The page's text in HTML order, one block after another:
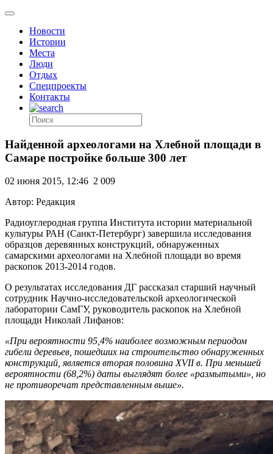
Новости
Истории
Места
Люди
Отдых
Спецпроекты
Контакты
Найденной археологами на Хлебной площади в
Самаре постройке больше 300 лет
02 июня 2015, 12:46 2 009
Автор: Редакция
Радиоуглеродная группа Института истории материальной
культуры РАН (Санкт-Петербург) завершила исследования
образцов деревянных конструкций, обнаруженных
самарскими археологами на Хлебной площади во время
раскопок 2013-2014 годов.
О результатах исследования ДГ рассказал старший научный
сотрудник Научно-исследовательской археологической
лаборатории СамГУ, руководитель раскопок на Хлебной
площади Николай Лифанов:
«При вероятности 95,4% наиболее возможным периодом
гибели деревьев, пошедших на строительство обнаруженных
конструкций, является вторая половина XVII в. При меньшей
вероятности (68,2%) даты выглядят более «размытыми», но
не противоречат представленным выше».